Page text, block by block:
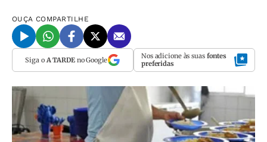
OUÇA COMPARTILHE
Siga o A TARDEno Google Nos adicione às suas fontes
preferidas